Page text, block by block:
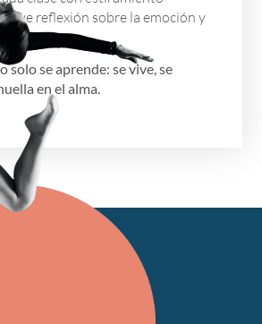
reflexión sobre la emoción y
solo se aprende: se vive, se
en el alma.